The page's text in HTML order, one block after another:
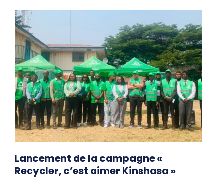
Lancement de la campagne «
Recycler, c’est aimer Kinshasa »